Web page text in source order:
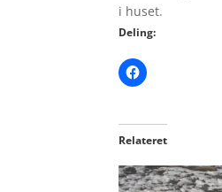
i huset.
Deling:
Relateret